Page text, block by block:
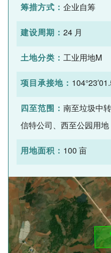
筹措方式： 企业自筹
建设周期： 24 月
土地分类： 工业用地M
项目承接地：
四至范围： 南至垃圾中
信特公司、西至公园用地
用地面积： 100 亩